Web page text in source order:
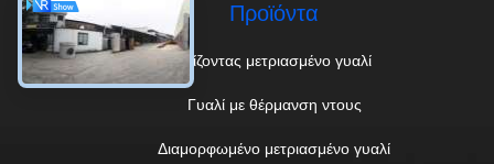
Προϊόντα
Χτίζοντας μετριασμένο γυαλί
Γυαλί με θέρμανση ντους
Διαμορφωμένο μετριασμένο γυαλί